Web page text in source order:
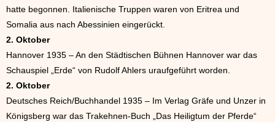
hatte begonnen. Italienische Truppen waren von Eritrea und
Somalia aus nach Abessinien eingerückt.
2. Oktober
Hannover 1935 – An den Städtischen Bühnen Hannover war das
Schauspiel „Erde“ von Rudolf Ahlers uraufgeführt worden.
2. Oktober
Deutsches Reich/Buchhandel 1935 – Im Verlag Gräfe und Unzer in
Königsberg war das Trakehnen-Buch „Das Heiligtum der Pferde“